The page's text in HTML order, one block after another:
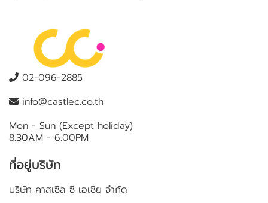
02-096-2885
info@castlec.co.th
Mon - Sun (Except holiday)
8.30AM - 6.00PM
ที่อยู่บริษัท
บริษัท คาสเซิล ซี เอเชีย จำกัด